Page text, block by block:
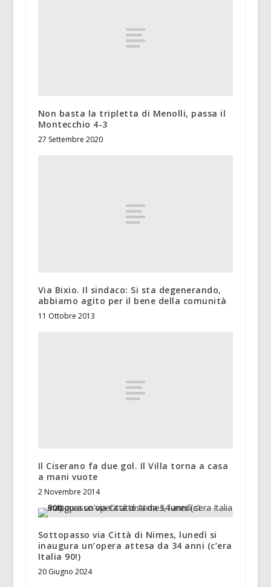
Non basta la tripletta di Menolli, passa il
Montecchio 4-3
27 Settembre 2020
Via Bixio. Il sindaco: Si sta degenerando,
abbiamo agito per il bene della comunità
11 Ottobre 2013
Il Ciserano fa due gol. Il Villa torna a casa
a mani vuote
2 Novembre 2014
Sottopasso via Città di Nimes, lunedì si
inaugura un’opera attesa da 34 anni (c’era
Italia 90!)
20 Giugno 2024